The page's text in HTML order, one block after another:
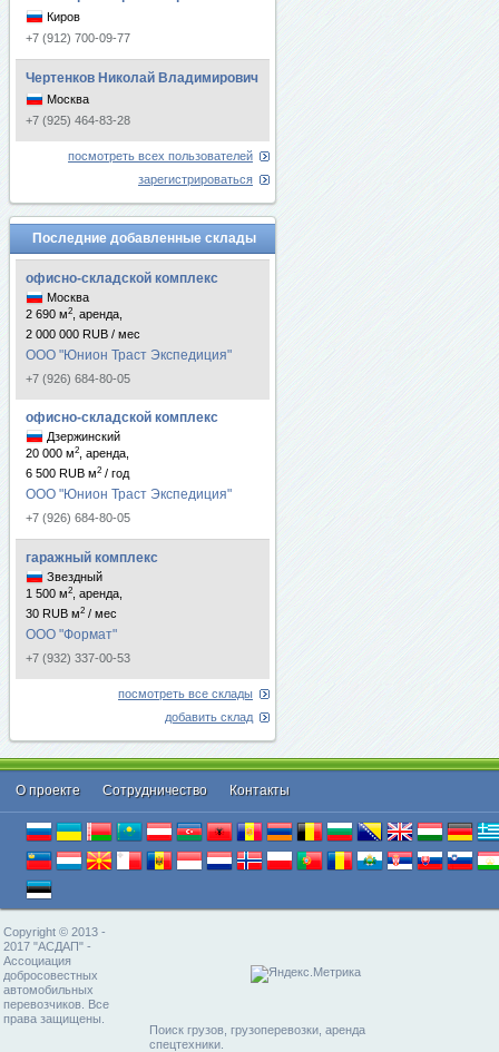
Киров
+7 (912) 700-09-77
Чертенков Николай Владимирович
Москва
+7 (925) 464-83-28
посмотреть всех пользователей
зарегистрироваться
Последние добавленные склады
офисно-складской комплекс
Москва
2 690 м2
, аренда,
2 000 000 RUB / мес
ООО "Юнион Траст Экспедиция"
+7 (926) 684-80-05
офисно-складской комплекс
Дзержинский
20 000 м2
, аренда,
6 500 RUB м2 / год
ООО "Юнион Траст Экспедиция"
+7 (926) 684-80-05
гаражный комплекс
Звездный
1 500 м2
, аренда,
30 RUB м2 / мес
ООО "Формат"
+7 (932) 337-00-53
посмотреть все склады
добавить склад
О проекте Cотрудничество Контакты
Copyright © 2013 -
2017 "АСДАП" -
Ассоциация
добросовестных
автомобильных
перевозчиков. Все
права защищены.
Поиск грузов, грузоперевозки, аренда
спецтехники.